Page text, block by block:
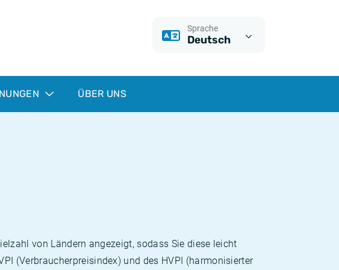
Sprache
Deutsch
ÜBER UNS
von Ländern angezeigt, sodass Sie diese leicht
(Verbraucherpreisindex) und des HVPI (harmonisierter